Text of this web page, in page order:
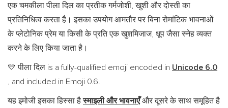
एक चमकीला पीला दिल का प्रतीक गर्मजोशी, खुशी और दोस्ती का
प्रतिनिधित्व करता है। इसका उपयोग आमतौर पर बिना रोमांटिक भावनाओं
के प्लेटोनिक प्रेम या किसी के प्रति एक खुशमिजाज, धूप जैसा स्नेह व्यक्त
करने के लिए किया जाता है।
💛 पीला दिल is a fully-qualified emoji encoded in Unicode 6.0
, and included in Emoji 0.6.
यह इमोजी इसका हिस्सा हैस्माइली और भावनाएँऔर दूसरे के साथ समूहित है